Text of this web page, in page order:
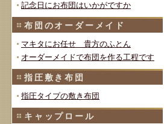
記念日にお布団はいかがですか
布団のオーダーメイド
マキタにお任せ 貴方のふとん
オーダーメイドで布団を作る工程です
指圧敷き布団
指圧タイプの敷き布団
キャップロール